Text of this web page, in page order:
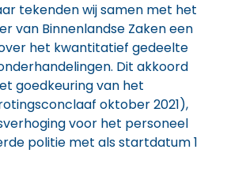
tekenden wij samen met het
van Binnenlandse Zaken een
het kwantitatief gedeelte
Dit akkoord
goedkeuring van het
oktober 2021),
voor het personeel
politie met als startdatum 1